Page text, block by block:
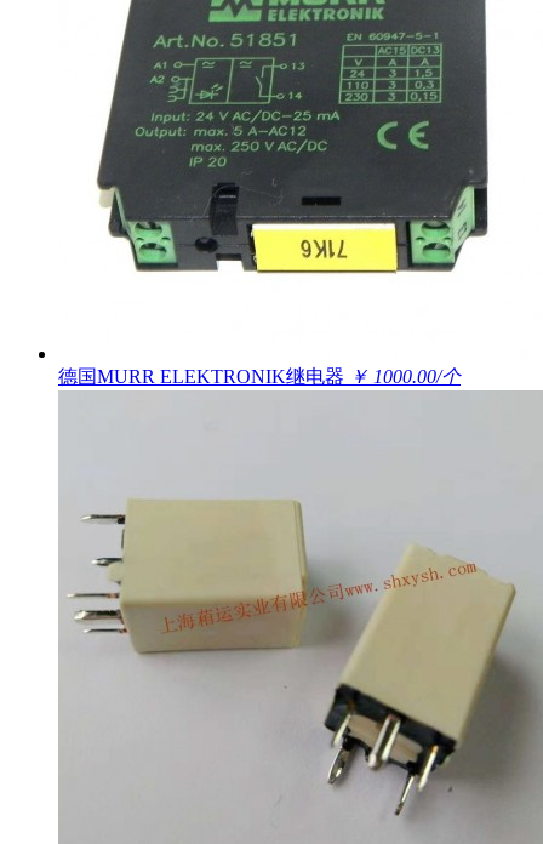
德国MURR ELEKTRONIK继电器 ￥ 1000.00/个